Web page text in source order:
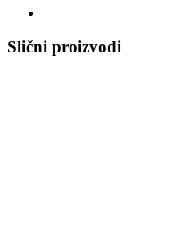
Slični proizvodi